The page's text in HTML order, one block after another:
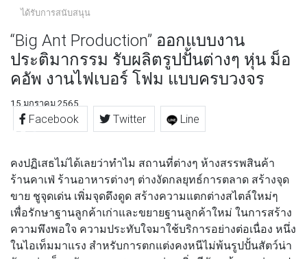
ได้รับการสนับสนุน
“Big Ant Production” ออกแบบงาน
ประติมากรรม รับผลิตรูปปั้นต่างๆ หุ่น ม็อ
คอัพ งานไฟเบอร์ โฟม แบบครบวงจร
15 มกราคม 2565
Facebook Twitter Line
คงปฏิเสธไม่ได้เลยว่าทำไม สถานที่ต่างๆ ห้างสรรพสินค้า
ร้านคาเฟ่ ร้านอาหารต่างๆ ต่างงัดกลยุทธ์การตลาด สร้างจุด
ขาย ชูจุดเด่น เพิ่มจุดดึงดูด สร้างความแตกต่างสไตล์ใหม่ๆ
เพื่อรักษาฐานลูกค้าเก่าและขยายฐานลูกค้าใหม่ ในการสร้าง
ความพึงพอใจ ความประทับใจมาใช้บริการอย่างต่อเนื่อง หนึ่ง
ในไอเท็มมาแรง สำหรับการตกแต่งคงหนีไม่พ้นรูปปั้นสัตว์น่า